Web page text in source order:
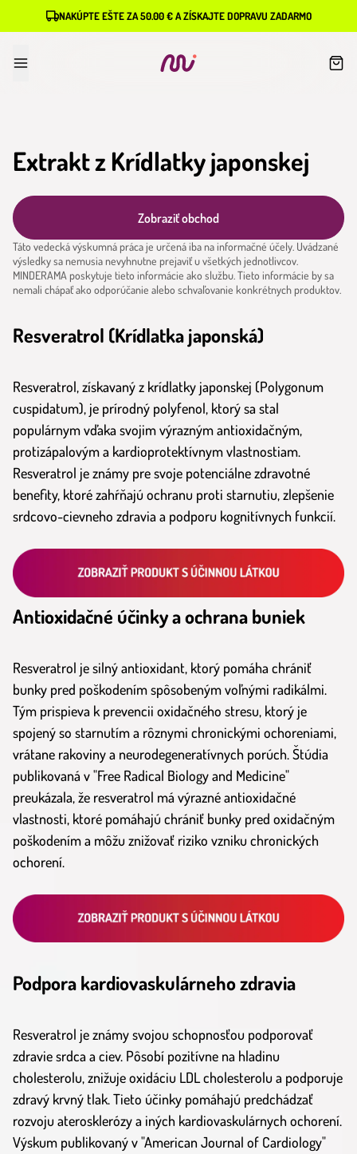
NAKÚPTE EŠTE ZA 50.00 € A ZÍSKAJTE DOPRAVU ZADARMO
Extrakt z Krídlatky japonskej
Zobraziť obchod
Táto vedecká výskumná práca je určená iba na informačné účely. Uvádzané
výsledky sa nemusia nevyhnutne prejaviť u všetkých jednotlivcov.
MINDERAMA poskytuje tieto informácie ako službu. Tieto informácie by sa
nemali chápať ako odporúčanie alebo schvaľovanie konkrétnych produktov.
Resveratrol (Krídlatka japonská)
Resveratrol, získavaný z krídlatky japonskej (Polygonum
cuspidatum), je prírodný polyfenol, ktorý sa stal
populárnym vďaka svojim výrazným antioxidačným,
protizápalovým a kardioprotektívnym vlastnostiam.
Resveratrol je známy pre svoje potenciálne zdravotné
benefity, ktoré zahŕňajú ochranu proti starnutiu, zlepšenie
srdcovo-cievneho zdravia a podporu kognitívnych funkcií.
Antioxidačné účinky a ochrana buniek
Resveratrol je silný antioxidant, ktorý pomáha chrániť
bunky pred poškodením spôsobeným voľnými radikálmi.
Tým prispieva k prevencii oxidačného stresu, ktorý je
spojený so starnutím a rôznymi chronickými ochoreniami,
vrátane rakoviny a neurodegeneratívnych porúch. Štúdia
publikovaná v "Free Radical Biology and Medicine"
preukázala, že resveratrol má výrazné antioxidačné
vlastnosti, ktoré pomáhajú chrániť bunky pred oxidačným
poškodením a môžu znižovať riziko vzniku chronických
ochorení.
Podpora kardiovaskulárneho zdravia
Resveratrol je známy svojou schopnosťou podporovať
zdravie srdca a ciev. Pôsobí pozitívne na hladinu
cholesterolu, znižuje oxidáciu LDL cholesterolu a podporuje
zdravý krvný tlak. Tieto účinky pomáhajú predchádzať
rozvoju aterosklerózy a iných kardiovaskulárnych ochorení.
Výskum publikovaný v "American Journal of Cardiology"